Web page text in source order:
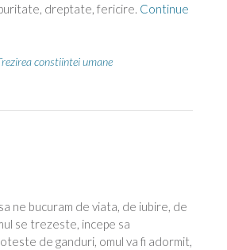
dreptate, fericire. Continue
constiintei umane
ne bucuram de viata, de iubire, de
se trezeste, incepe sa
de ganduri, omul va fi adormit,